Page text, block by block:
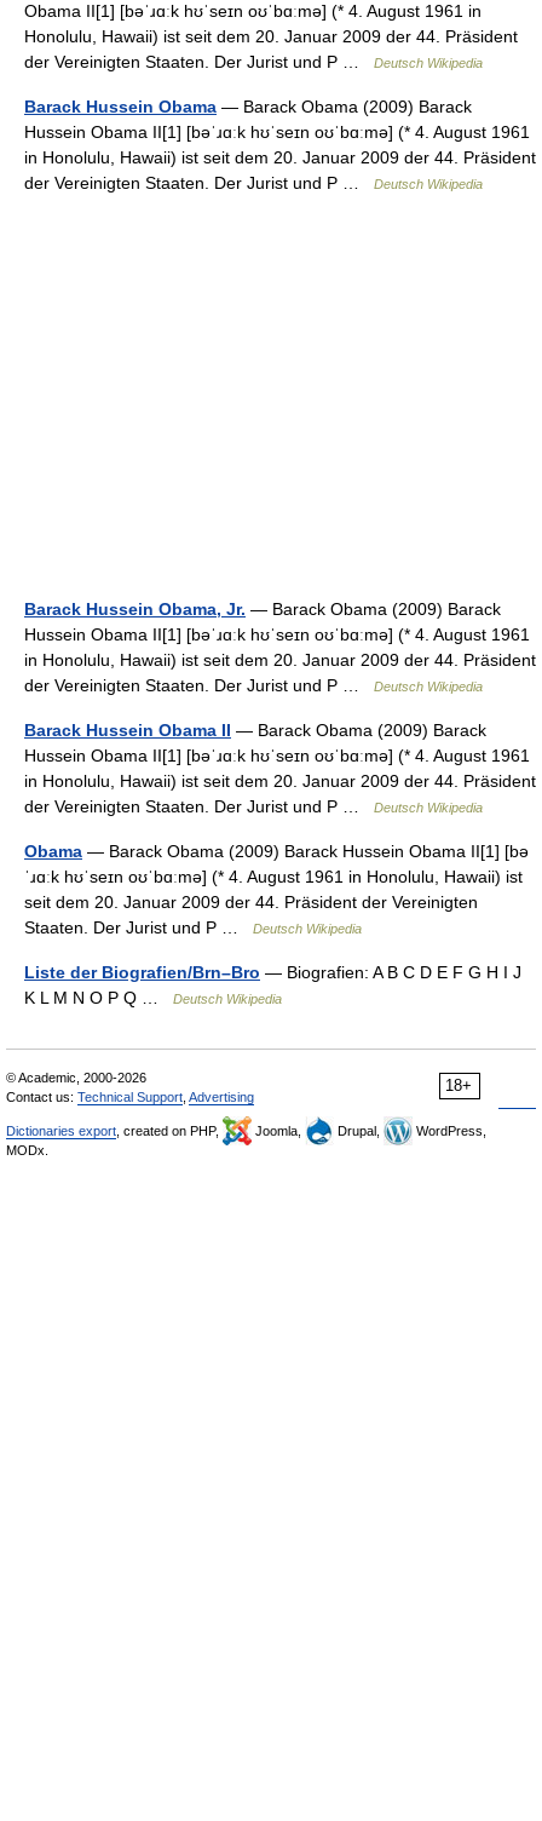
Obama II[1] [bəˈɹɑːk hʊˈseɪn oʊˈbɑːmə] (* 4. August 1961 in
Honolulu, Hawaii) ist seit dem 20. Januar 2009 der 44. Präsident
der Vereinigten Staaten. Der Jurist und P …
Deutsch Wikipedia
Barack Hussein Obama — Barack Obama (2009) Barack
Hussein Obama II[1] [bəˈɹɑːk hʊˈseɪn oʊˈbɑːmə] (* 4. August 1961
in Honolulu, Hawaii) ist seit dem 20. Januar 2009 der 44. Präsident
der Vereinigten Staaten. Der Jurist und P …
Deutsch Wikipedia
Barack Hussein Obama, Jr. — Barack Obama (2009) Barack
Hussein Obama II[1] [bəˈɹɑːk hʊˈseɪn oʊˈbɑːmə] (* 4. August 1961
in Honolulu, Hawaii) ist seit dem 20. Januar 2009 der 44. Präsident
der Vereinigten Staaten. Der Jurist und P …
Deutsch Wikipedia
Barack Hussein Obama II — Barack Obama (2009) Barack
Hussein Obama II[1] [bəˈɹɑːk hʊˈseɪn oʊˈbɑːmə] (* 4. August 1961
in Honolulu, Hawaii) ist seit dem 20. Januar 2009 der 44. Präsident
der Vereinigten Staaten. Der Jurist und P …
Deutsch Wikipedia
Obama — Barack Obama (2009) Barack Hussein Obama II[1] [bə
ˈɹɑːk hʊˈseɪn oʊˈbɑːmə] (* 4. August 1961 in Honolulu, Hawaii) ist
seit dem 20. Januar 2009 der 44. Präsident der Vereinigten
Staaten. Der Jurist und P …
Deutsch Wikipedia
Liste der Biografien/Brn–Bro — Biografien: A B C D E F G H I J
K L M N O P Q …
Deutsch Wikipedia
18+
© Academic, 2000-2026
Contact us: Technical Support Advertising
Dictionaries export , created on PHP, Joomla, Drupal,
WordPress,
MODx.